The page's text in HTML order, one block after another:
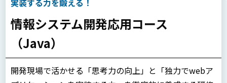
実装する力を鍛える！
情報システム開発応用コース
（Java）
開発現場で活かせる「思考力の向上」と「独力でwebア